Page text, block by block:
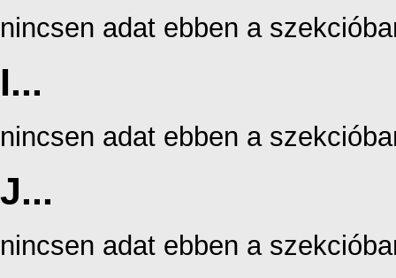
nincsen adat ebben a
I...
nincsen adat ebben a
J...
nincsen adat ebben a